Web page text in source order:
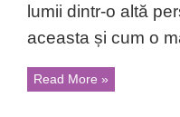
lumii dintr-o altă
aceasta și cum o
Read More »